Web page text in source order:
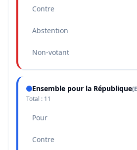
Contre
Abstention
Non-votant
Ensemble pour la République(
Total : 11
Pour
Contre